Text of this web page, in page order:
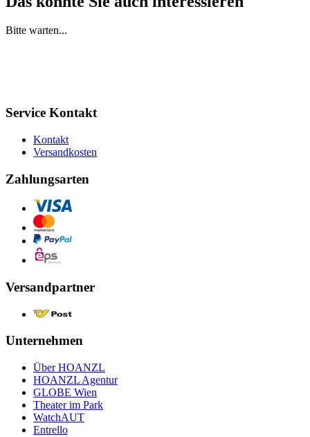
Bitte warten...
Service Kontakt
Kontakt
Versandkosten
Zahlungsarten
Versandpartner
Unternehmen
Über HOANZL
HOANZL Agentur
GLOBE Wien
Theater im Park
WatchAUT
Entrello